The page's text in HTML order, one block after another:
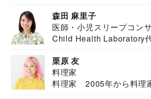
森田 麻里子
医師・小児スリープコン
Child Health Laboratory
栗原 友
料理家
料理家 2005年から料理